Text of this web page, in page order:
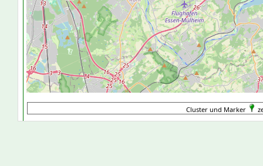
Cluster und Marker